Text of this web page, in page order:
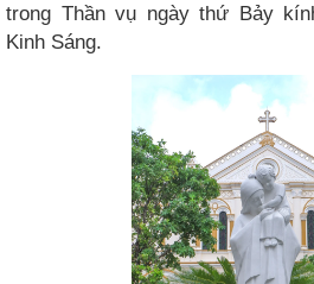
trong Thần vụ ngày thứ Bảy
Kinh Sáng.